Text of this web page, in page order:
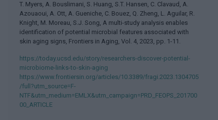
T. Myers, A. Bouslimani, S. Huang, S.T. Hansen, C. Clavaud, A.
Azouaoui, A. Ott, A. Gueniche, C. Bouez, Q. Zheng, L. Aguilar, R.
Knight, M. Moreau, S.J. Song, A multi-study analysis enables
identification of potential microbial features associated with
skin aging signs, Frontiers in Aging, Vol. 4, 2023, pp. 1-11.
https://today.ucsd.edu/story/researchers-discover-potential-
microbiome-links-to-skin-aging
https://www.frontiersin.org/articles/10.3389/fragi.2023.1304705
/full?utm_source=F-
NTF&utm_medium=EMLX&utm_campaign=PRD_FEOPS_201700
00_ARTICLE